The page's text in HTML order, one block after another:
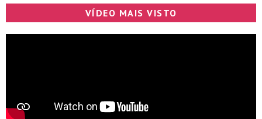
VÍDEO MAIS VISTO